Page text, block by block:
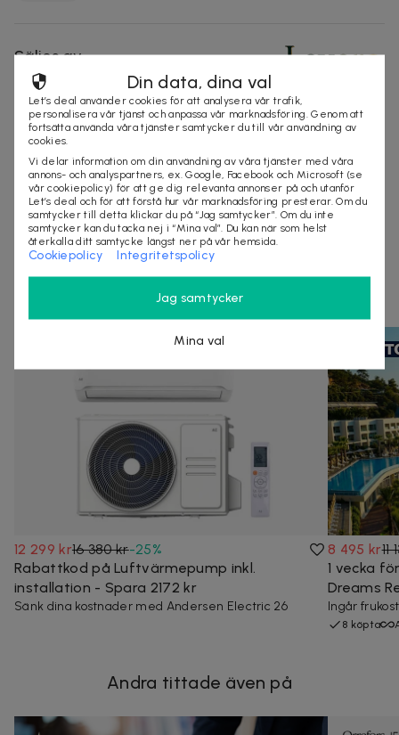
Säljes av
Lexero
Organisationsnummer :556878-9852
010-808 56 50
info@lexero.se
KÖP
Andra som kollat på dealen ovan tittar även
på
12 299 kr16 380 kr-25%
Rabattkod på Luftvärmepump inkl.
installation - Spara 2172 kr
Sänk dina kostnader med Andersen Electric 26
8 495 kr11
1 vecka
Dreams
Ingår
8 köpta
Andra tittade även på
Din data, dina val
Let’s deal använder cookies för att analysera vår trafik,
personalisera vår tjänst och anpassa vår marknadsföring. Genom att
fortsätta använda våra tjänster samtycker du till vår användning av
cookies.
Vi delar information om din användning av våra tjänster med våra
annons- och analyspartners, ex. Google, Facebook och Microsoft (se
vår cookiepolicy) för att ge dig relevanta annonser på och utanför
Let’s deal och för att förstå hur vår marknadsföring presterar. Om du
samtycker till detta klickar du på “Jag samtycker”. Om du inte
samtycker kan du tacka nej i “Mina val”. Du kan när som helst
återkalla ditt samtycke längst ner på vår hemsida.
Cookiepolicy Integritetspolicy
Jag samtycker
Mina val